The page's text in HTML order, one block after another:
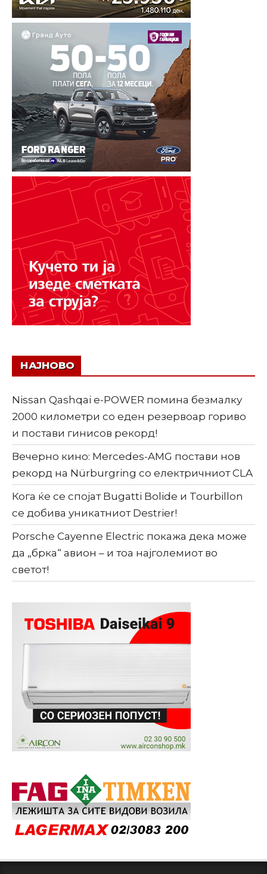
НАЈНОВО
Nissan Qashqai e-POWER помина безмалку
2000 километри со еден резервоар гориво
и постави гинисов рекорд!
Вечерно кино: Mercedes-AMG постави нов
рекорд на Nürburgring со електричниот CLA
Кога ќе се спојат Bugatti Bolide и Tourbillon
се добива уникатниот Destrier!
Porsche Cayenne Electric покажа дека може
да „брка“ авион – и тоа најголемиот во
светот!